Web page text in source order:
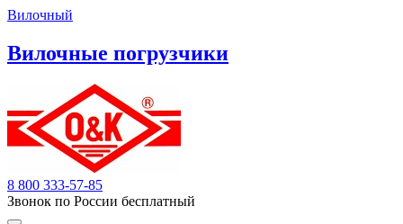
Вилочный
Вилочные погрузчики
8 800 333-57-85
Звонок по России бесплатный